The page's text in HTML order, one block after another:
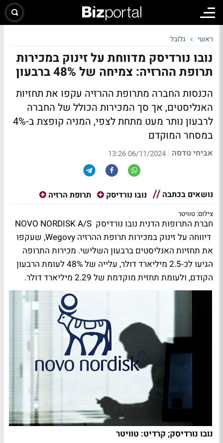
ראשי גלובל
נובו נורדיסק מדווחת על זינוק במכירות
תרופת ההרזיה: צמיחה של 48% ברבעון
הכנסות החברה מתרופת ההרזיה עקפו את תחזיות
האנליסטים, אך סך המכירות הכולל של החברה
לרבעון נותר מעט מתחת לצפי, המניה קופצת ב-4%
במסחר המוקדם
אביחי טדסה |
06/11/2024 13:26
נושאים בכתבה נובו נורדיסק תרופת הרזיה
צילום: טוויטר
חברת התרופות הדנית נובו נורדיסק NOVO NORDISK A/S
דיווחה על זינוק במכירות תרופת ההרזיה Wegovy, שעקפו
את תחזיות האנליסטים ברבעון השלישי. מכירות התרופה
הגיעו לכ-2.5 מיליארד דולר, עלייה של 48% לעומת הרבעון
הקודם, ולעומת תחזית מוקדמת של 2.29 מיליארד דולר.
נובו נורדיסק; קרדיט: טוויטר